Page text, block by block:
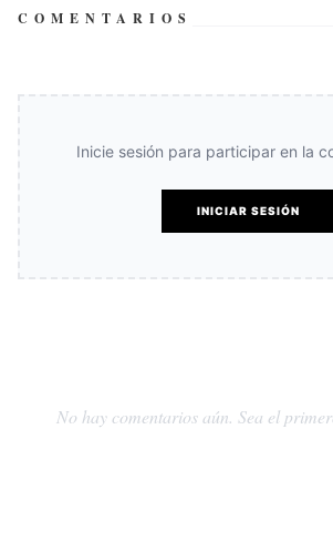
COMENTARIOS
Inicie sesión para participar en la
INICIAR SESIÓN
No hay comentarios aún. Sea el